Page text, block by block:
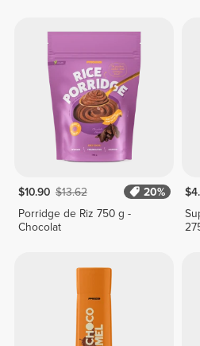
$10.90 $13.62
20%
Porridge de Riz 750 g -
Chocolat